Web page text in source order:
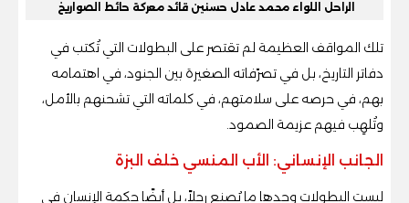
الراحل اللواء محمد عادل حسنين قائد معركة حائط الصواريخ
تلك المواقف العظيمة لم تقتصر على البطولات التي تُكتب في
دفاتر التاريخ، بل في تصرّفاته الصغيرة بين الجنود، في اهتمامه
بهم، في حرصه على سلامتهم، في كلماته التي تشحنهم بالأمل،
وتُلهِب فيهم عزيمة الصمود.
الجانب الإنساني: الأب المنسي خلف البزة
ليست البطولات وحدها ما يُصنع رجلاً، بل أيضًا حكمة الإنسان في